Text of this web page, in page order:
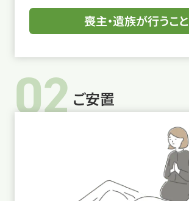
喪主・遺族が行うこと
02 ご安置